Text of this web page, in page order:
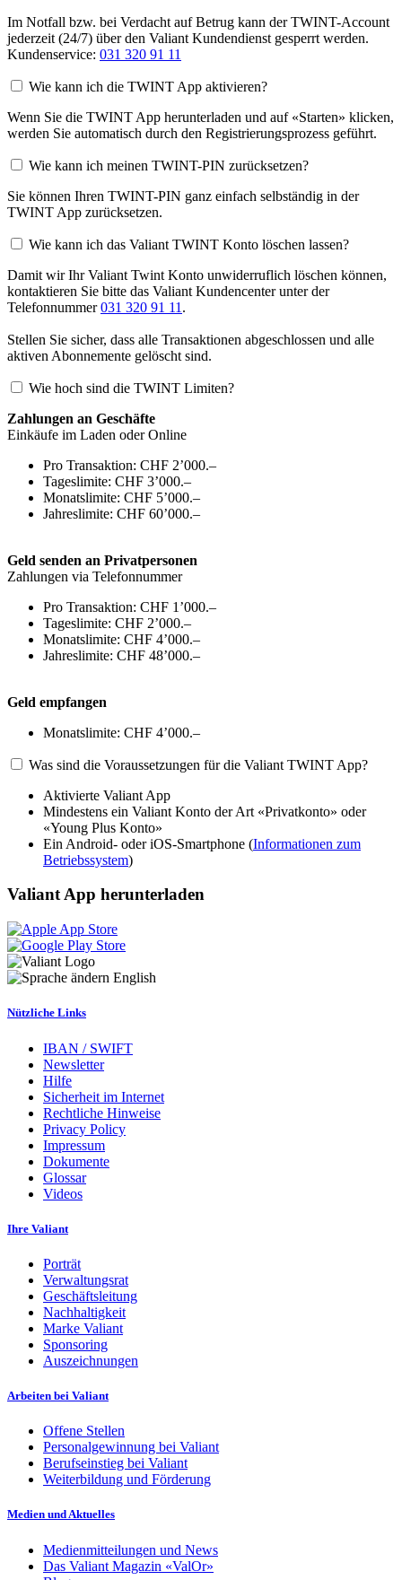
Im Notfall bzw. bei Verdacht auf Betrug kann der TWINT-Account
jederzeit (24/7) über den Valiant Kundendienst gesperrt werden.
Kundenservice: 031 320 91 11
Wie kann ich die TWINT App aktivieren?
Wenn Sie die TWINT App herunterladen und auf «Starten» klicken,
werden Sie automatisch durch den Registrierungsprozess geführt.
Wie kann ich meinen TWINT-PIN zurücksetzen?
Sie können Ihren TWINT-PIN ganz einfach selbständig in der
TWINT App zurücksetzen.
Wie kann ich das Valiant TWINT Konto löschen lassen?
Damit wir Ihr Valiant Twint Konto unwiderruflich löschen können,
kontaktieren Sie bitte das Valiant Kundencenter unter der
Telefonnummer031 320 91 11 .
Stellen Sie sicher, dass alle Transaktionen abgeschlossen und alle
aktiven Abonnemente gelöscht sind.
Wie hoch sind die TWINT Limiten?
Zahlungen an Geschäfte
Einkäufe im Laden oder Online
Pro Transaktion: CHF 2’000.–
Tageslimite: CHF 3’000.–
Monatslimite: CHF 5’000.–
Jahreslimite: CHF 60’000.–
Geld senden an Privatpersonen
Zahlungen via Telefonnummer
Pro Transaktion: CHF 1’000.–
Tageslimite: CHF 2’000.–
Monatslimite: CHF 4’000.–
Jahreslimite: CHF 48’000.–
Geld empfangen
Monatslimite: CHF 4’000.–
Was sind die Voraussetzungen für die Valiant TWINT App?
Aktivierte Valiant App
Mindestens ein Valiant Konto der Art «Privatkonto» oder
«Young Plus Konto»
Ein Android- oder iOS-Smartphone (Informationen zum
Betriebssystem)
Valiant App herunterladen
English
Nützliche Links
IBAN / SWIFT
Newsletter
Hilfe
Sicherheit im Internet
Rechtliche Hinweise
Privacy Policy
Impressum
Dokumente
Glossar
Videos
Ihre Valiant
Porträt
Verwaltungsrat
Geschäftsleitung
Nachhaltigkeit
Marke Valiant
Sponsoring
Auszeichnungen
Arbeiten bei Valiant
Offene Stellen
Personalgewinnung bei Valiant
Berufseinstieg bei Valiant
Weiterbildung und Förderung
Medien und Aktuelles
Medienmitteilungen und News
Das Valiant Magazin «ValOr»